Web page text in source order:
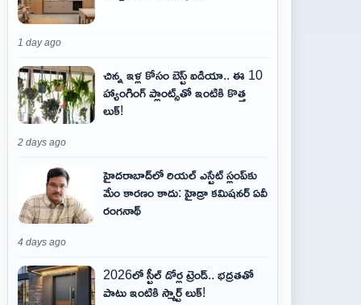
1 day ago
చిన్న ఇళ్ల కోసం బెస్ట్ ఐడియా.. ఈ 10
హ్యాంగింగ్ ప్లాంట్స్‌తో ఇంటికి కొత్త
లుక్!
2 days ago
హైదరాబాద్‌లో రియల్ ఎస్టేట్ స్లంప్‌కు
మేం కారణం కాదు: హైడ్రా కమిషనర్ ఏవీ
రంగనాథ్
4 days ago
2026లో స్టీల్ డోర్ల ట్రెండ్.. భద్రతతో
పాటు ఇంటికి స్మార్ట్ లుక్!